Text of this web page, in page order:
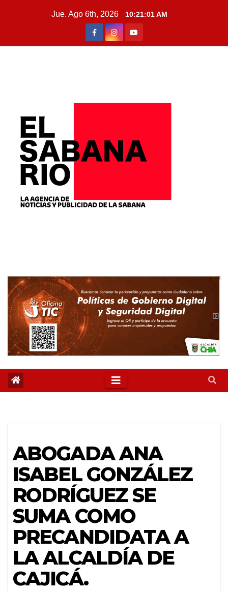
Jue. Ago 6th, 2026 10:21:03 AM
ABOGADA ANA
ISABEL GONZÁLEZ
RODRÍGUEZ SE
SUMA COMO
PRECANDIDATA A
LA ALCALDÍA DE
CAJICÁ.